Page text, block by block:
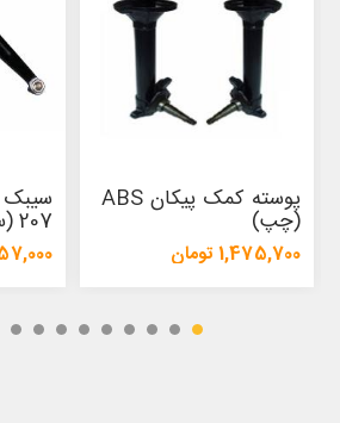
پوسته کمک پیکان ABS
(چپ)
1,475,700 تومان
207 (سمت راست)
957,000